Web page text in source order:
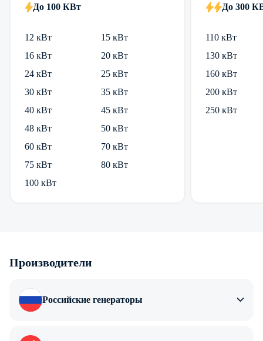
До 100 КВт
12 кВт
15 кВт
16 кВт
20 кВт
24 кВт
25 кВт
30 кВт
35 кВт
40 кВт
45 кВт
48 кВт
50 кВт
60 кВт
70 кВт
75 кВт
80 кВт
100 кВт
До 300
110 кВт
130 кВт
160 кВт
200 кВт
250 кВт
Производители
Российские генераторы